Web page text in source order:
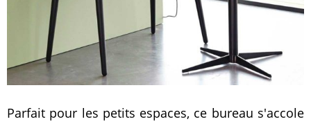
Parfait pour les petits espaces, ce bureau s'accole